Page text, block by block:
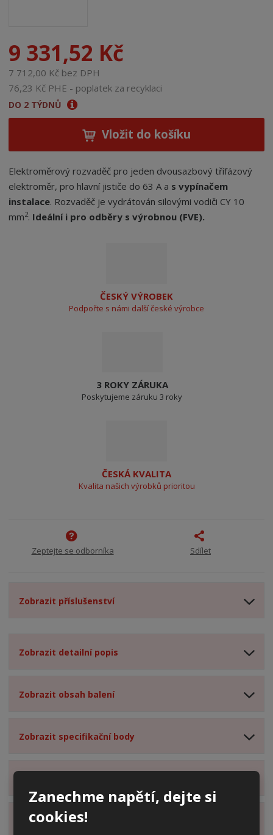
Zanechme napětí, dejte si
cookies!
9 331,52 Kč
7 712,00 Kč bez DPH
76,23 Kč PHE - poplatek za recyklaci
DO 2 TÝDNŮ
Vložit do košíku
Elektroměrový rozvaděč pro jeden dvousazbový třífázový
elektroměr, pro hlavní jističe do 63 A a s vypínačem
instalace. Rozvaděč je vydrátován silovými vodiči CY 10
mm2. Ideální i pro odběry s výrobnou (FVE).
ČESKÝ VÝROBEK
Podpořte s námi další české výrobce
3 ROKY ZÁRUKA
Poskytujeme záruku 3 roky
ČESKÁ KVALITA
Kvalita našich výrobků prioritou
Zeptejte se odborníka Sdílet
Zobrazit příslušenství
Zobrazit detailní popis
Zobrazit obsah balení
Zobrazit specifikační body
Zobrazit hodnocení produktu